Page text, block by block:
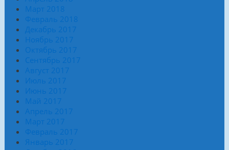
Март 2018
Февраль 2018
Декабрь 2017
Ноябрь 2017
Октябрь 2017
Сентябрь 2017
Август 2017
Июль 2017
Июнь 2017
Май 2017
Апрель 2017
Март 2017
Февраль 2017
Январь 2017